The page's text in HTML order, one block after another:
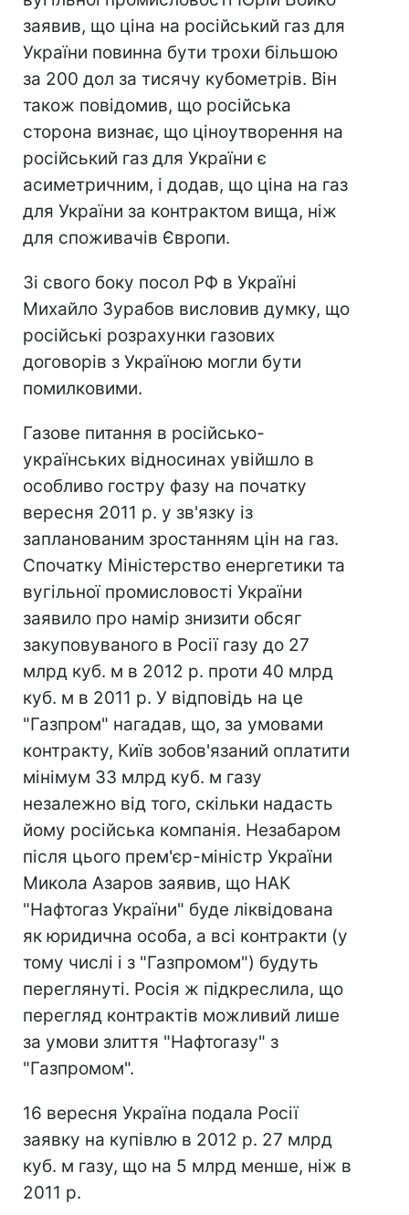
заявив, що ціна на російський газ для
України повинна бути трохи більшою
за 200 дол за тисячу кубометрів. Він
також повідомив, що російська
сторона визнає, що ціноутворення на
російський газ для України є
асиметричним, і додав, що ціна на газ
для України за контрактом вища, ніж
для споживачів Європи.
Зі свого боку посол РФ в Україні
Михайло Зурабов висловив думку, що
російські розрахунки газових
договорів з Україною могли бути
помилковими.
Газове питання в російсько-
українських відносинах увійшло в
особливо гостру фазу на початку
вересня 2011 р. у зв'язку із
запланованим зростанням цін на газ.
Спочатку Міністерство енергетики та
вугільної промисловості України
заявило про намір знизити обсяг
закуповуваного в Росії газу до 27
млрд куб. м в 2012 р. проти 40 млрд
куб. м в 2011 р. У відповідь на це
"Газпром" нагадав, що, за умовами
контракту, Київ зобов'язаний оплатити
мінімум 33 млрд куб. м газу
незалежно від того, скільки надасть
йому російська компанія. Незабаром
після цього прем'єр-міністр України
Микола Азаров заявив, що НАК
"Нафтогаз України" буде ліквідована
як юридична особа, а всі контракти (у
тому числі і з "Газпромом") будуть
переглянуті. Росія ж підкреслила, що
перегляд контрактів можливий лише
за умови злиття "Нафтогазу" з
"Газпромом".
16 вересня Україна подала Росії
заявку на купівлю в 2012 р. 27 млрд
куб. м газу, що на 5 млрд менше, ніж в
2011 р.